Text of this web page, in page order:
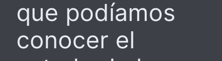
que podíamos
conocer el